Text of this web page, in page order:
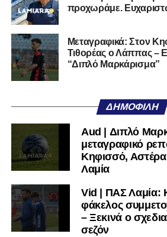
Αυτοπεποίθηση.
Αν η Λαμία συνεχίσει να μικραίνει
χρειαστεί κανείς άλλος να το κάνει.
Όταν αποφασίσει να
πολύ μικρή.
Ακολουθήστε το lamiara.grστο
μαθαίνετε πρώτοι τα κυανόλευκα νέα
υπόλοιπο κόσμο. Ακολουθήστε το
μαθαίνετε σε χρόνο dt όλα τα νέα.
προχωράμε.
Μεταγραφικά: Στον
Τιθορέας ο Λάππας –
“Διπλό Μαρκάρισμα”
ΔΗΜΟΦΙΛΉ
Aud | Διπλό
μεταγραφικό
Κηφισσό,
Λαμία
Vid | ΠΑΣ Λαμία:
φάκελος
– Ξεκινά ο
σεζόν